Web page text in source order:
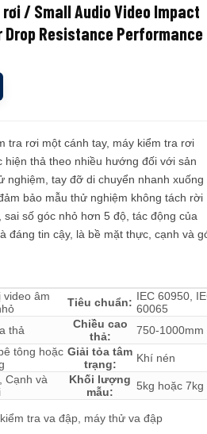
/ Small Audio Video Impact
Drop Resistance Performance
tra rơi một cánh tay, máy kiểm tra rơi
hiện thả theo nhiều hướng đối với sản
nghiệm, tay đỡ di chuyển nhanh xuống
bảo mẫu thử nghiệm không tách rời
số góc nhỏ hơn 5 độ, tác động của
đáng tin cậy, là bề mặt thực, cạnh và
video âm
Tiêu chuẩn: IEC 60950,
60065
thả
Chiều cao
thả:
750-1000mm
tông hoặc Giải tỏa tâm
trạng:
Khí nén
Cạnh và
Khối lượng
mẫu:
5kg hoặc 7kg
tra va đập, máy thử va đập